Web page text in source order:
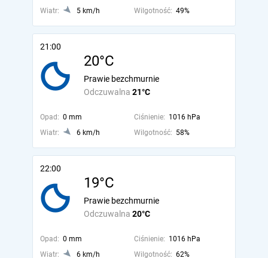
Wiatr:
5 km/h Wilgotność: 49%
21:00
20°C
Odczuwalna 21°C
Prawie bezchmurnie
Opad: 0 mm Ciśnienie: 1016 hPa
Wiatr:
6 km/h Wilgotność: 58%
22:00
19°C
Odczuwalna 20°C
Prawie bezchmurnie
Opad: 0 mm Ciśnienie: 1016 hPa
Wiatr:
6 km/h Wilgotność: 62%